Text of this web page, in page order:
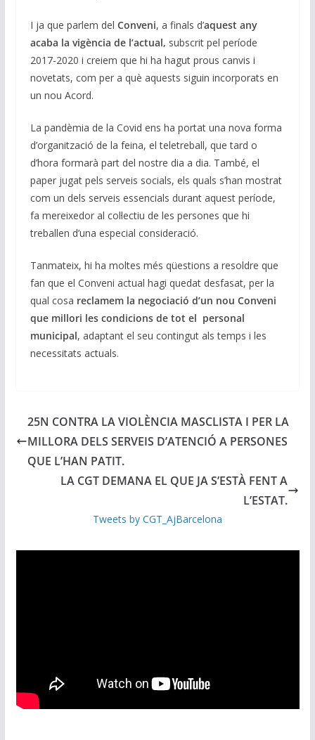
I ja que parlem del Conveni, a finals d’aquest any
acaba la vigència de l’actual, subscrit pel període
2017-2020 i creiem que hi ha hagut prous canvis i
novetats, com per a què aquests siguin incorporats en
un nou Acord.
La pandèmia de la Covid ens ha portat una nova forma
d’organització de la feina, el teletreball, que tard o
d’hora formarà part del nostre dia a dia. També, el
paper jugat pels serveis socials, els quals s’han mostrat
com un dels serveis essencials durant aquest període,
fa mereixedor al col·lectiu de les persones que hi
treballen d’una especial consideració.
Tanmateix, hi ha moltes més qüestions a resoldre que
fan que el Conveni actual hagi quedat desfasat, per la
qual cosa reclamem la negociació d’un nou Conveni
que millori les condicions de tot el personal
municipal, adaptant el seu contingut als temps i les
necessitats actuals.
25N CONTRA LA VIOLÈNCIA MASCLISTA I PER LA
MILLORA DELS SERVEIS D’ATENCIÓ A PERSONES
QUE L’HAN PATIT.
LA CGT DEMANA EL QUE JA S’ESTÀ FENT A
L’ESTAT.
Tweets by CGT_AjBarcelona